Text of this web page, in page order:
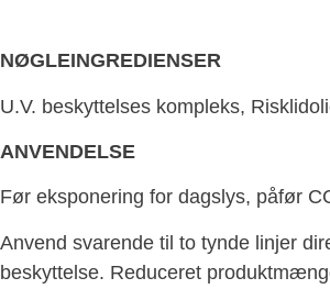
NØGLEINGREDIENSER
U.V. beskyttelses kompleks,
ANVENDELSE
Før eksponering for dagslys, påfør
Anvend svarende til to tynde linjer
beskyttelse. Reduceret